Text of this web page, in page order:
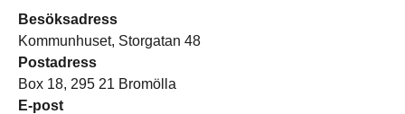
Besöksadress
Kommunhuset, Storgatan 48
Postadress
Box 18, 295 21 Bromölla
E-post